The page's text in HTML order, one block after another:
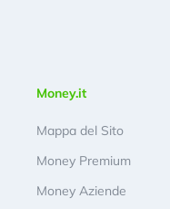
Money.it
Mappa del Sito
Money Premium
Money Aziende